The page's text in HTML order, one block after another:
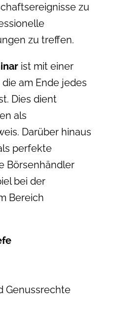
zu
zu treffen.
ist mit einer
am Ende jedes
Dies dient
als
Darüber hinaus
perfekte
Börsenhändler
bei der
Bereich
Genussrechte